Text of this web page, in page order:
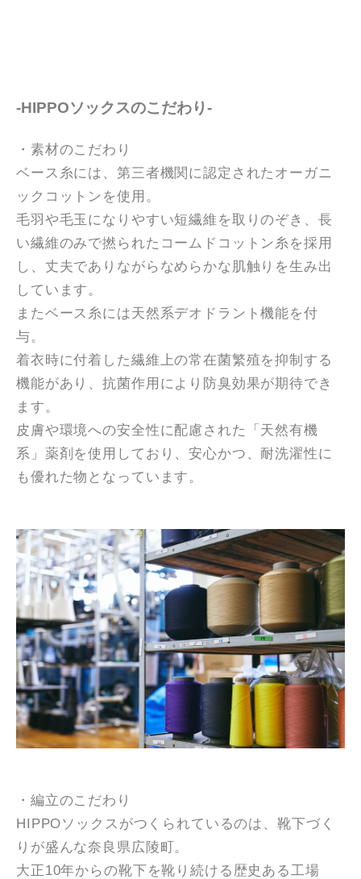
-HIPPOソックスのこだわり-
・素材のこだわり
ベース糸には、第三者機関に認定されたオーガニ
ックコットンを使用。
毛羽や毛玉になりやすい短繊維を取りのぞき、長
い繊維のみで撚られたコームドコットン糸を採用
し、丈夫でありながらなめらかな肌触りを生み出
しています。
またベース糸には天然系デオドラント機能を付
与。
着衣時に付着した繊維上の常在菌繁殖を抑制する
機能があり、抗菌作用により防臭効果が期待でき
ます。
皮膚や環境への安全性に配慮された「天然有機
系」薬剤を使用しており、安心かつ、耐洗濯性に
も優れた物となっています。
・編立のこだわり
HIPPOソックスがつくられているのは、靴下づく
りが盛んな奈良県広陵町。
大正10年からの靴下を靴り続ける歴史ある工場